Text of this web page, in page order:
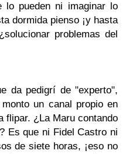
pueden ni imaginar lo
dormida pienso ¡y hasta
problemas del
da pedigrí de "experto",
un canal propio en
flipar. ¿La Maru contando
Es que ni Fidel Castro ni
de siete horas, ¡eso no